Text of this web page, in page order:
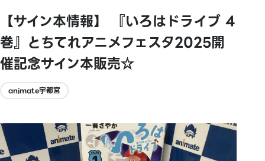
【サイン本情報】 『いろはドライブ 4
巻』とちてれアニメフェスタ2025開
催記念サイン本販売☆
animate宇都宮